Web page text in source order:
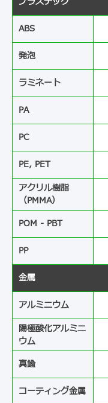
ABS​​
発泡
ラミネート
PA
PC
PE, PET
アクリル樹脂
（PMMA）
POM - PBT
PP
金属
アルミニウム
陽極酸化アルミニ
ウム
真鍮
コーティング金属